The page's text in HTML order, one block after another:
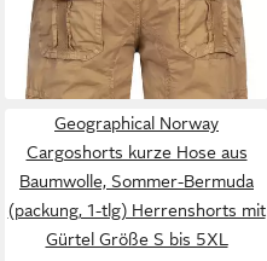
Sommer Urlaub Freizeit
-41%
Geographical Norway
Cargoshorts kurze Hose aus
Baumwolle, Sommer-Bermuda
(packung, 1-tlg) Herrenshorts mit
Gürtel Größe S bis 5XL